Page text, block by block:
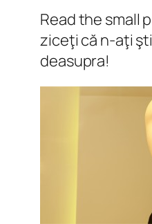
Read the small
ziceţi că n-aţi
deasupra!